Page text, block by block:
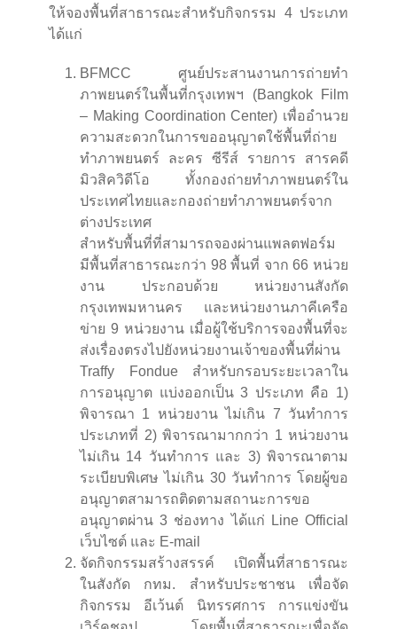
ให้จองพื้นที่สาธารณะสำหรับกิจกรรม 4 ประเภท
ได้แก่
BFMCC ศูนย์ประสานงานการถ่ายทำ
ภาพยนตร์ในพื้นที่กรุงเทพฯ (Bangkok Film
– Making Coordination Center) เพื่ออำนวย
ความสะดวกในการขออนุญาตใช้พื้นที่ถ่าย
ทำภาพยนตร์ ละคร ซีรีส์ รายการ สารคดี
มิวสิควิดีโอ ทั้งกองถ่ายทำภาพยนตร์ใน
ประเทศไทยและกองถ่ายทำภาพยนตร์จาก
ต่างประเทศ
สำหรับพื้นที่ที่สามารถจองผ่านแพลตฟอร์ม
มีพื้นที่สาธารณะกว่า 98 พื้นที่ จาก 66 หน่วย
งาน ประกอบด้วย หน่วยงานสังกัด
กรุงเทพมหานคร และหน่วยงานภาคีเครือ
ข่าย 9 หน่วยงาน เมื่อผู้ใช้บริการจองพื้นที่จะ
ส่งเรื่องตรงไปยังหน่วยงานเจ้าของพื้นที่ผ่าน
Traffy Fondue สำหรับกรอบระยะเวลาใน
การอนุญาต แบ่งออกเป็น 3 ประเภท คือ 1)
พิจารณา 1 หน่วยงาน ไม่เกิน 7 วันทำการ
ประเภทที่ 2) พิจารณามากกว่า 1 หน่วยงาน
ไม่เกิน 14 วันทำการ และ 3) พิจารณาตาม
ระเบียบพิเศษ ไม่เกิน 30 วันทำการ โดยผู้ขอ
อนุญาตสามารถติดตามสถานะการขอ
อนุญาตผ่าน 3 ช่องทาง ได้แก่ Line Official
เว็บไซต์ และ E-mail
จัดกิจกรรมสร้างสรรค์ เปิดพื้นที่สาธารณะ
ในสังกัด กทม. สำหรับประชาชน เพื่อจัด
กิจกรรม อีเว้นต์ นิทรรศการ การแข่งขัน